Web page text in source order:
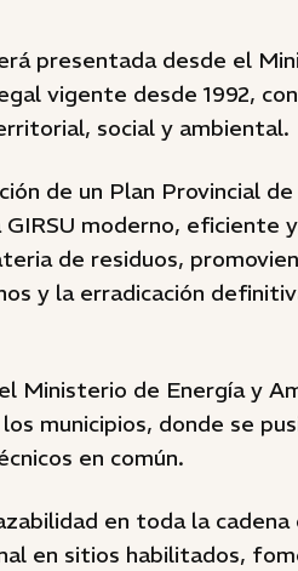
presentada desde el
vigente desde 1992,
social y ambiental.
de un Plan Provincial
moderno, eficiente
de residuos,
y la erradicación
Ministerio de Energía y
municipios, donde se
en común.
en toda la cadena
en sitios habilitados,